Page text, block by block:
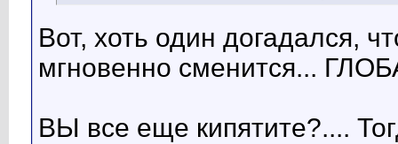
Вот, хоть один догадался,
мгновенно сменится...
ВЫ все еще кипятите?....